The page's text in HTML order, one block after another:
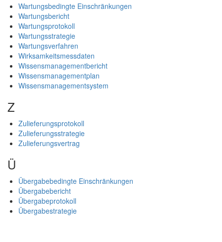
Wartungsbedingte Einschränkungen
Wartungsbericht
Wartungsprotokoll
Wartungsstrategie
Wartungsverfahren
Wirksamkeitsmessdaten
Wissensmanagementbericht
Wissensmanagementplan
Wissensmanagementsystem
Z
Zulieferungsprotokoll
Zulieferungsstrategie
Zulieferungsvertrag
Ü
Übergabebedingte Einschränkungen
Übergabebericht
Übergabeprotokoll
Übergabestrategie